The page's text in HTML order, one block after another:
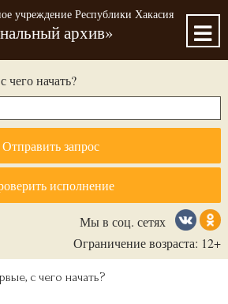
учреждение Республики Хакасия
архив»
чего начать?
Отправить запрос
исполнение
Мы в соц. сетях
Ограничение возраста: 12+
с чего начать?